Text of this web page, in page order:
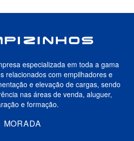
especializada em toda a gama
relacionados com empilhadores e
e elevação de cargas, sendo
nas áreas de venda, aluguer,
e formação.
MORADA